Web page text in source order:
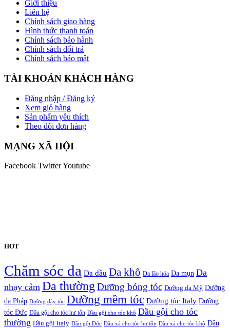
Giới thiệu
Liên hệ
Chính sách giao hàng
Hình thức thanh toán
Chính sách bảo hành
Chính sách đổi trả
Chính sách bảo mật
TÀI KHOẢN KHÁCH HÀNG
Đăng nhập / Đăng ký
Xem giỏ hàng
Sản phẩm yêu thích
Theo dõi đơn hàng
MẠNG XÃ HỘI
Facebook TwitterYoutube
HOT
Chăm sóc da Da dầu Da khô Da lão hóa Da mụn Da
nhạy cảm Da thường Dưỡng bóng tóc Dưỡng da Mỹ Dưỡng
da Pháp Dưỡng dày tóc Dưỡng mềm tóc Dưỡng tóc Italy Dưỡng
tóc Đức Dầu gội cho tóc hư tổn Dầu gội cho tóc khô Dầu gội cho tóc
thường Dầu gội Italy Dầu gội Đức Dầu xả cho tóc hư tổn Dầu xả cho tóc khô Dầu